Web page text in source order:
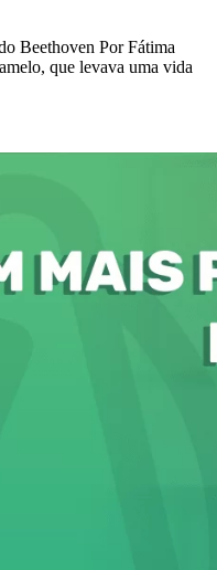
Beethoven Por Fátima
que levava uma vida